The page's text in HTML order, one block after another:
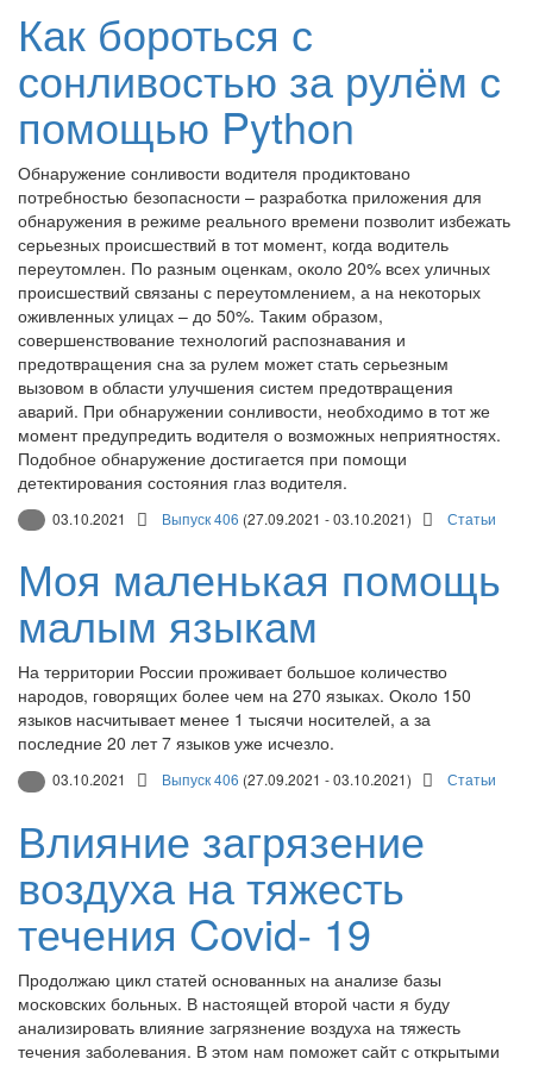
Как бороться с
сонливостью за рулём с
помощью Python
Обнаружение сонливости водителя продиктовано
потребностью безопасности – разработка приложения для
обнаружения в режиме реального времени позволит избежать
серьезных происшествий в тот момент, когда водитель
переутомлен. По разным оценкам, около 20% всех уличных
происшествий связаны с переутомлением, а на некоторых
оживленных улицах – до 50%. Таким образом,
совершенствование технологий распознавания и
предотвращения сна за рулем может стать серьезным
вызовом в области улучшения систем предотвращения
аварий. При обнаружении сонливости, необходимо в тот же
момент предупредить водителя о возможных неприятностях.
Подобное обнаружение достигается при помощи
детектирования состояния глаз водителя.
03.10.2021 Выпуск 406 (27.09.2021 - 03.10.2021) Статьи
Моя маленькая помощь
малым языкам
На территории России проживает большое количество
народов, говорящих более чем на 270 языках. Около 150
языков насчитывает менее 1 тысячи носителей, а за
последние 20 лет 7 языков уже исчезло.
03.10.2021 Выпуск 406 (27.09.2021 - 03.10.2021) Статьи
Влияние загрязение
воздуха на тяжесть
течения Covid- 19
Продолжаю цикл статей основанных на анализе базы
московских больных. В настоящей второй части я буду
анализировать влияние загрязнение воздуха на тяжесть
течения заболевания. В этом нам поможет сайт с открытыми